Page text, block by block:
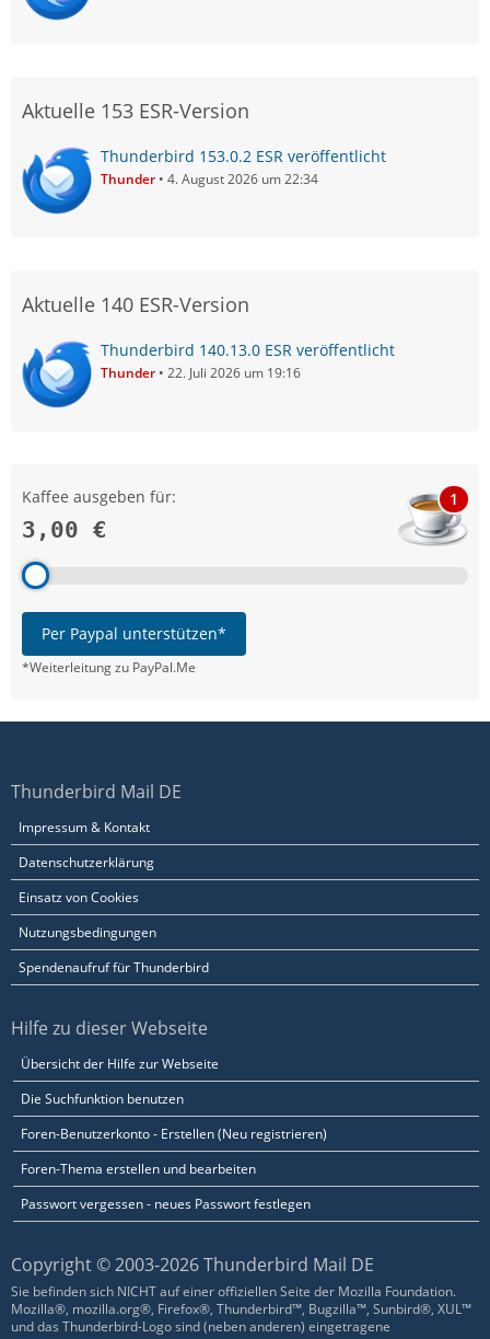
Aktuelle 153 ESR-Version
Thunderbird 153.0.2 ESR veröffentlicht
Thunder 4. August 2026 um 22:34
Aktuelle 140 ESR-Version
Thunderbird 140.13.0 ESR veröffentlicht
Thunder 22. Juli 2026 um 19:16
Kaffee ausgeben für:
3,00 €
1
Per Paypal unterstützen*
*Weiterleitung zu PayPal.Me
Thunderbird Mail DE
Impressum & Kontakt
Datenschutzerklärung
Einsatz von Cookies
Nutzungsbedingungen
Spendenaufruf für Thunderbird
Hilfe zu dieser Webseite
Übersicht der Hilfe zur Webseite
Die Suchfunktion benutzen
Foren-Benutzerkonto - Erstellen (Neu registrieren)
Foren-Thema erstellen und bearbeiten
Passwort vergessen - neues Passwort festlegen
Copyright © 2003-2026 Thunderbird Mail DE
Sie befinden sich NICHT auf einer offiziellen Seite der Mozilla Foundation.
Mozilla®, mozilla.org®, Firefox®, Thunderbird™, Bugzilla™, Sunbird®, XUL™
und das Thunderbird-Logo sind (neben anderen) eingetragene